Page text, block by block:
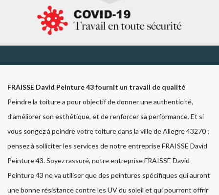
FRAISSE David Peinture 43 fournit un travail de qualité
Peindre la toiture a pour objectif de donner une authenticité,
d’améliorer son esthétique, et de renforcer sa performance. Et si
vous songez à peindre votre toiture dans la ville de Allegre 43270 ;
pensez à solliciter les services de notre entreprise FRAISSE David
Peinture 43. Soyez rassuré, notre entreprise FRAISSE David
Peinture 43 ne va utiliser que des peintures spécifiques qui auront
une bonne résistance contre les UV du soleil et qui pourront offrir